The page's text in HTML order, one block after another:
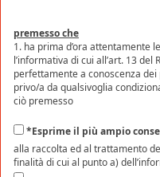
fisica che puó essere identificata,
riferimento a un identificativo
relativi all’ubicazione, un
caratteristici della sua identità
culturale o sociale;
Trattamento:qualsiasi
senza l’ausilio di processi
dati personali, come la raccolta, la
consultazione, l’uso, la
qualsiasi altra forma di messa a
limitazione, la cancellazione o la
premesso che
1. ha prima d’ora attentamente
l’informativa di cui all’art. 13
perfettamente a conoscenza
privo/a da qualsivoglia
ciò premesso
*Esprime il più ampio
alla raccolta ed al trattamento
finalità di cui al punto a)